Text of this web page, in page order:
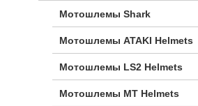
Мотошлемы Shark
Мотошлемы ATAKI Helmets
Мотошлемы LS2 Helmets
Мотошлемы MT Helmets